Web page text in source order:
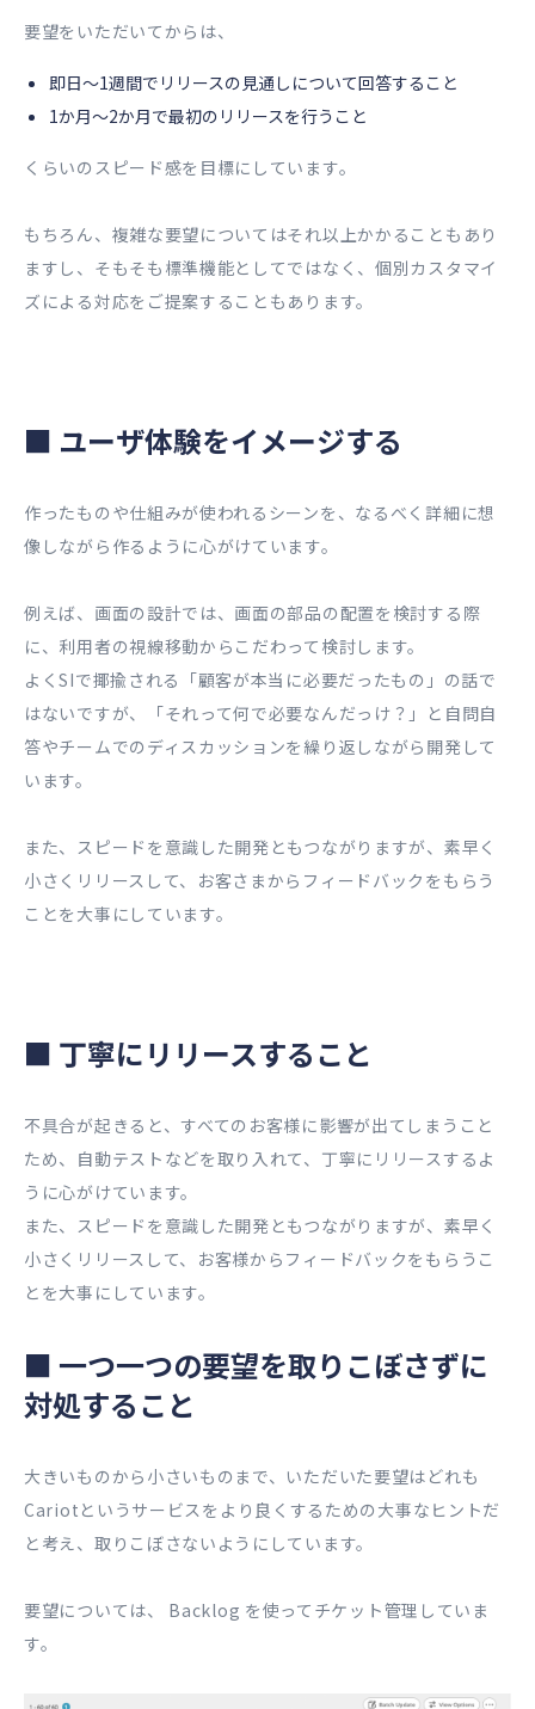
要望をいただいてからは、
即日～1週間でリリースの見通しについて回答すること
1か月～2か月で最初のリリースを行うこと
くらいのスピード感を目標にしています。
もちろん、複雑な要望についてはそれ以上かかることもあり
ますし、そもそも標準機能としてではなく、個別カスタマイ
ズによる対応をご提案することもあります。
■ ユーザ体験をイメージする
作ったものや仕組みが使われるシーンを、なるべく詳細に想
像しながら作るように心がけています。
例えば、画面の設計では、画面の部品の配置を検討する際
に、利用者の視線移動からこだわって検討します。
よくSIで揶揄される「顧客が本当に必要だったもの」の話で
はないですが、「それって何で必要なんだっけ？」と自問自
答やチームでのディスカッションを繰り返しながら開発して
います。
また、スピードを意識した開発ともつながりますが、素早く
小さくリリースして、お客さまからフィードバックをもらう
ことを大事にしています。
■ 丁寧にリリースすること
不具合が起きると、すべてのお客様に影響が出てしまうこと
ため、自動テストなどを取り入れて、丁寧にリリースするよ
うに心がけています。
また、スピードを意識した開発ともつながりますが、素早く
小さくリリースして、お客様からフィードバックをもらうこ
とを大事にしています。
■ 一つ一つの要望を取りこぼさずに
対処すること
大きいものから小さいものまで、いただいた要望はどれも
Cariot というサービスをより良くするための大事なヒントだ
と考え、取りこぼさないようにしています。
要望については、 Backlog を使ってチケット管理していま
す。